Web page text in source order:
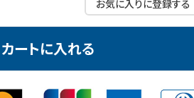
お気に入りに登録する
カートに入れる